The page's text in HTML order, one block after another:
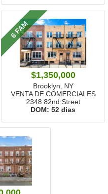
6 FAM
$1,350,000
Brooklyn, NY
VENTA DE COMERCIALES
2348 82nd Street
DOM: 52 dias